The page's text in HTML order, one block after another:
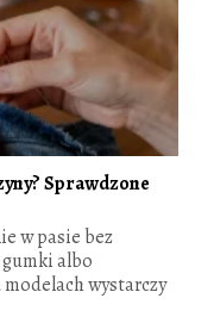
Sprawdzone
w pasie bez
gumki albo
wystarczy